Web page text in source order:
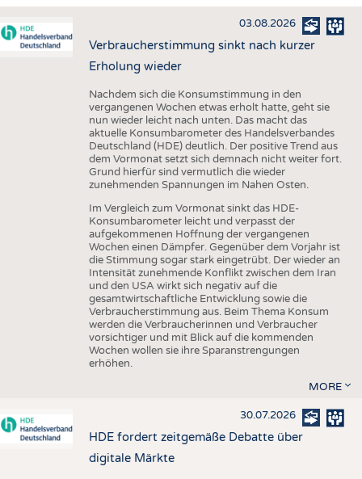
HAUS- UND HEIMTEXTILIEN
BEKLEIDUNG
AUSSCHREIBUNGEN
DTV AUSSCHREIBUNGSDIENST
STATISTICS
ADRESSEN & LINKS
PUBLIKATIONEN
TERMINE
BRANCHENTERMINE
03.08.2026
Verbraucherstimmung sinkt nach kurzer
Erholung wieder
Nachdem sich die Konsumstimmung in den
vergangenen Wochen etwas erholt hatte, geht sie
nun wieder leicht nach unten. Das macht das
aktuelle Konsumbarometer des Handelsverbandes
Deutschland (HDE) deutlich. Der positive Trend aus
dem Vormonat setzt sich demnach nicht weiter fort.
Grund hierfür sind vermutlich die wieder
zunehmenden Spannungen im Nahen Osten.
Im Vergleich zum Vormonat sinkt das HDE-
Konsumbarometer leicht und verpasst der
aufgekommenen Hoffnung der vergangenen
Wochen einen Dämpfer. Gegenüber dem Vorjahr ist
die Stimmung sogar stark eingetrübt. Der wieder an
Intensität zunehmende Konflikt zwischen dem Iran
und den USA wirkt sich negativ auf die
gesamtwirtschaftliche Entwicklung sowie die
Verbraucherstimmung aus. Beim Thema Konsum
werden die Verbraucherinnen und Verbraucher
vorsichtiger und mit Blick auf die kommenden
Wochen wollen sie ihre Sparanstrengungen
erhöhen.
MORE
30.07.2026
HDE fordert zeitgemäße Debatte über
digitale Märkte